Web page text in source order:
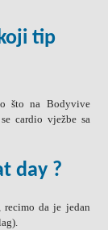
tip
što na Bodyvive
cardio vježbe sa
day ?
da je jedan